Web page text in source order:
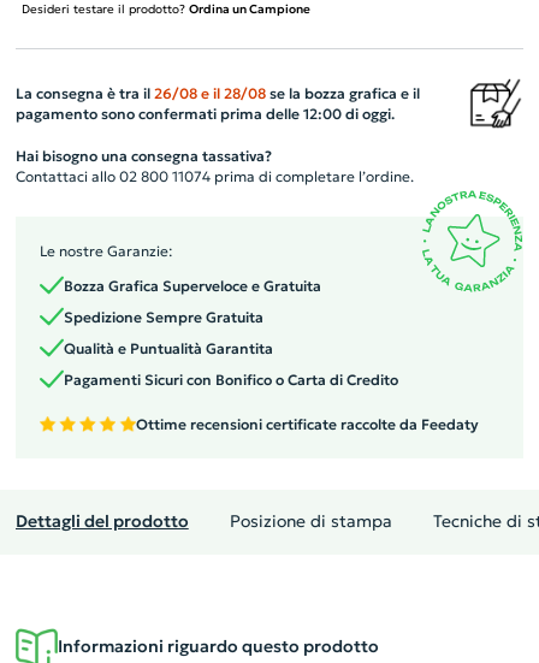
Desideri testare il prodotto? Ordina un Campione
La consegna è tra il 26/08 e il 28/08se la bozza grafica e il
pagamento sono confermati prima delle 12:00 di oggi.
Hai bisogno una consegna tassativa?
Contattaci allo 02 800 11074 prima di completare l’ordine.
Le nostre Garanzie:
Bozza Grafica Superveloce e Gratuita
Spedizione Sempre Gratuita
Qualità e Puntualità Garantita
Pagamenti Sicuri con Bonifico o Carta di Credito
Ottime recensioni certificate raccolte da Feedaty
Dettagli del prodotto Posizione di stampa Tecniche di
Informazioni riguardo questo prodotto